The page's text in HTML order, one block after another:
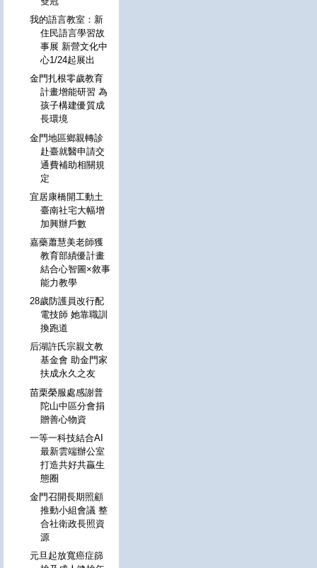
我的語言教室：新
住民語言學習故
事展 新營文化中
心1/24起展出
金門扎根零歲教育
計畫增能研習 為
孩子構建優質成
長環境
金門地區鄉親轉診
赴臺就醫申請交
通費補助相關規
定
宜居康橋開工動土
臺南社宅大幅增
加興辦戶數
嘉藥蕭慧美老師獲
教育部績優計畫
結合心智圖×敘事
能力教學
28歲防護員改行配
電技師 她靠職訓
換跑道
后湖許氏宗親文教
基金會 助金門家
扶成永久之友
苗栗榮服處感謝普
陀山中區分會捐
贈善心物資
一等一科技結合AI
最新雲端辦公室
打造共好共贏生
態圈
金門召開長期照顧
推動小組會議 整
合社衛政長照資
源
元旦起放寬癌症篩